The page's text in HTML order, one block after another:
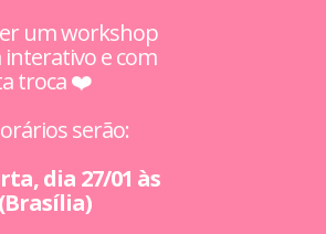
um workshop
interativo e com
troca ❤️
serão:
dia 27/01 às